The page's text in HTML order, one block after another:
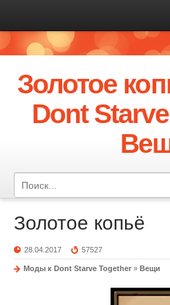
Золотое
Dont
Золотое копьё
28.04.2017 57527
Моды к Dont Starve Together » Вещи